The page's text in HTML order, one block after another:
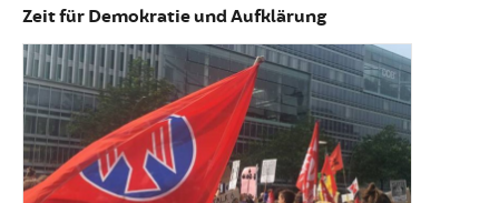
Zeit für Demokratie und Aufklärung